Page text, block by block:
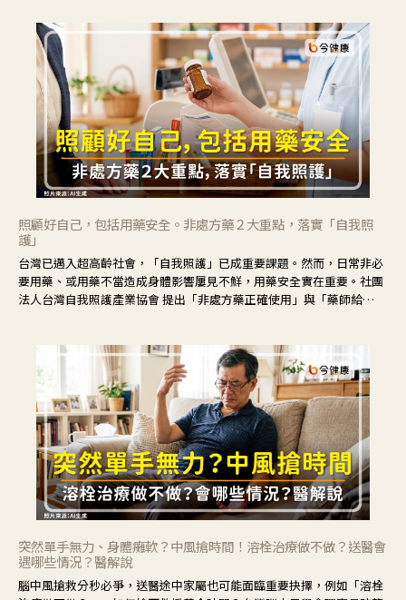
照顧好自己，包括用藥安全。非處方藥２大重點，落實「自我照
護」
台灣已邁入超高齡社會，「自我照護」已成重要課題。然而，日常非必
要用藥、或用藥不當造成身體影響屢見不鮮，用藥安全實在重要。社團
法人台灣自我照護產業協會 提出「非處方藥正確使用」與「藥師給
突然單手無力、身體癱軟？中風搶時間！溶栓治療做不做？送醫會
遇哪些情況？醫解說
腦中風搶救分秒必爭，送醫途中家屬也可能面臨重要抉擇，例如「溶栓